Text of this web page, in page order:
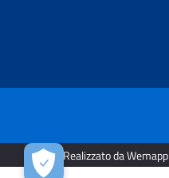
2026 | Realizzato da Wemapp